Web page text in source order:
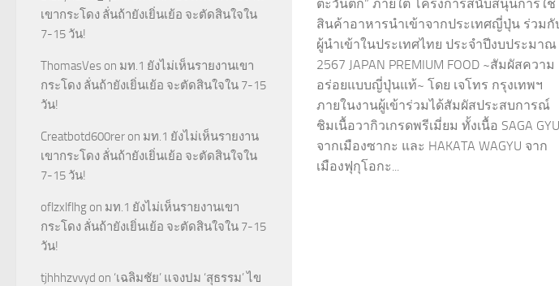
ตะวันตก” ภายใต้ โครงการสนับสนุนการใช้
สินค้าอาหารนำเข้าจากประเทศญี่ปุ่น ร่วมกั
ผู้นำเข้าในประเทศไทย ประจำปีงบประมาณ
2567 JAPAN PREMIUM FOOD ~สัมผัสความ
อร่อยแบบญี่ปุ่นแท้~ โดย เจโทร กรุงเทพฯ
ภายในงานผู้เข้าร่วมได้สัมผัสประสบการณ์
ชิมเนื้อวากิวเกรดพรีเมี่ยม ทั้งเนื้อ SAGA GYU
จากเมืองซากะ และ HAKATA WAGYU จาก
เมืองฟุกุโอกะ...
เขากระโดง ลั่นถ้ายังเยิ่นเย้อ จะตัดสินใจใน
7-15 วัน!
ThomasVes on มท.1 ยังไม่เห็นรายงานเขา
กระโดง ลั่นถ้ายังเยิ่นเย้อ จะตัดสินใจใน 7-15
วัน!
Creatbotd600rer on มท.1 ยังไม่เห็นรายงาน
เขากระโดง ลั่นถ้ายังเยิ่นเย้อ จะตัดสินใจใน
7-15 วัน!
oflzxlflhg on มท.1 ยังไม่เห็นรายงานเขา
กระโดง ลั่นถ้ายังเยิ่นเย้อ จะตัดสินใจใน 7-15
วัน!
tjhhhzvvyd on ‘เฉลิมชัย’ แจงปม ‘สุธรรม’ ไข